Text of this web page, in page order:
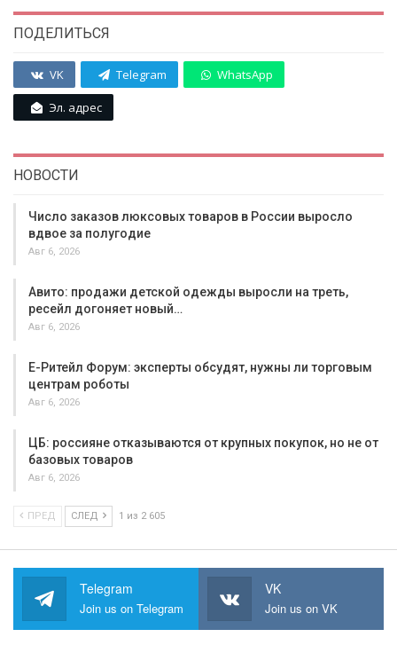
ПОДЕЛИТЬСЯ
VK Telegram WhatsApp
Эл. адрес
НОВОСТИ
Число заказов люксовых товаров в России выросло
вдвое за полугодие
Авг 6, 2026
Авито: продажи детской одежды выросли на треть,
ресейл догоняет новый…
Авг 6, 2026
Е-Ритейл Форум: эксперты обсудят, нужны ли торговым
центрам роботы
Авг 6, 2026
ЦБ: россияне отказываются от крупных покупок, но не от
базовых товаров
Авг 6, 2026
ПРЕД СЛЕД 1 из 2 605
Telegram
Join us on Telegram
VK
Join us on VK